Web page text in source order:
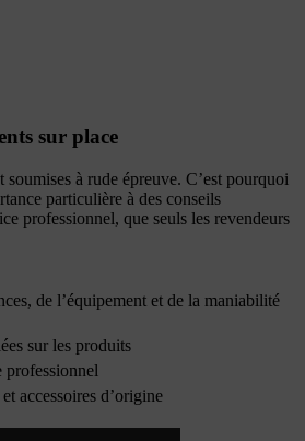
sur place
à rude épreuve. C’est pourquoi
particulière à des conseils
professionnel, que seuls les revendeurs
de l’équipement et de la maniabilité
sur les produits
professionnel
accessoires d’origine